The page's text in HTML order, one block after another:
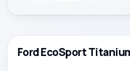
Ford EcoSport